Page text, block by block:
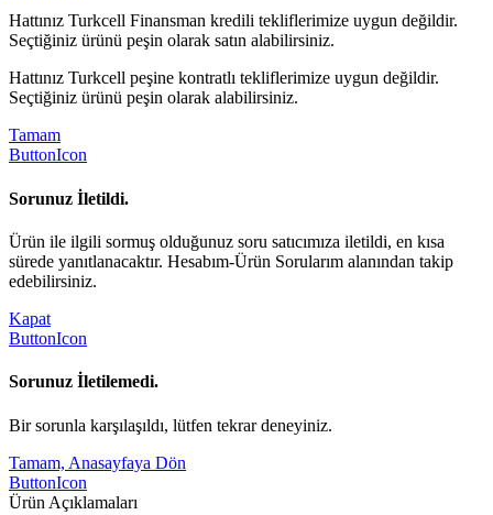
Hattınız Turkcell Finansman kredili tekliflerimize uygun değildir.
Seçtiğiniz ürünü peşin olarak satın alabilirsiniz.
Hattınız Turkcell peşine kontratlı tekliflerimize uygun değildir.
Seçtiğiniz ürünü peşin olarak alabilirsiniz.
Tamam
ButtonIcon
Sorunuz İletildi.
Ürün ile ilgili sormuş olduğunuz soru satıcımıza iletildi, en kısa
sürede yanıtlanacaktır. Hesabım-Ürün Sorularım alanından takip
edebilirsiniz.
Kapat
ButtonIcon
Sorunuz İletilemedi.
Bir sorunla karşılaşıldı, lütfen tekrar deneyiniz.
Tamam, Anasayfaya Dön
ButtonIcon
Ürün Açıklamaları